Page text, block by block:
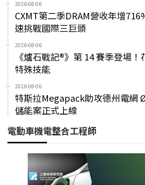
2026-08-06
CXMT第二季DRAM營收年增
速挑戰國際三巨頭
2026-08-06
《爐石戰記®》第 14 賽季登場
特殊技能
2026-08-06
特斯拉Megapack助攻德州電網
儲能案正式上線
電動車機電整合工程師